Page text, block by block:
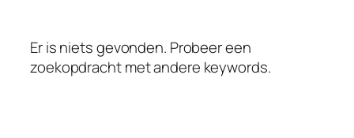
Er is niets gevonden. Probeer een
zoekopdracht met andere keywords.